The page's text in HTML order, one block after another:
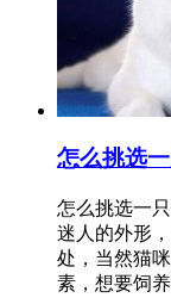
怎么挑选
怎么挑选一
迷人的外形
处，当然猫
素，想要饲